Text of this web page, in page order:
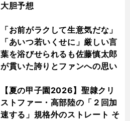
大胆予想
「お前がラクして生意気だな」
「あいつ若いくせに」厳しい言
葉を浴びせられるも佐藤慎太郎
が貫いた誇りとファンへの思い
【夏の甲子園2026】聖隷クリ
ストファー・高部陸の「２回加
速する」規格外のストレート そ